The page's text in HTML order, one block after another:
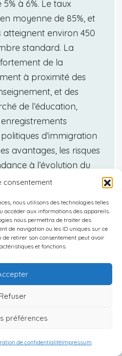
consentement
nous utilisons des technologies telles
accéder aux informations des appareils.
nous permettra de traiter des
de navigation ou les ID uniques sur ce
de retirer son consentement peut avoir
et fonctions.
Refuser
préférences
de confidentialitéImpressum
à 6%. Le taux
moyenne de 85%, et
atteignent environ 450
standard. La
de la
à proximité des
et des
de l’éducation,
d’immigration
avantages, les risques
à l’évolution du
étrangers, et les
ou de cibler
atténuer l’impact des
marché.
Erasmus au
Erasmus désigne la
mixité culturelle et